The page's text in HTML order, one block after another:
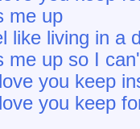
me up
like living in a
me up so I
you keep
you keep